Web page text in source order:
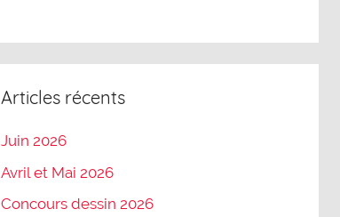
Articles récents
Juin 2026
Avril et Mai 2026
Concours dessin 2026